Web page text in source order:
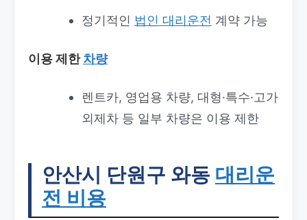
정기적인 법인 대리운전 계약 가능
이용 제한차량
렌트카, 영업용 차량, 대형·특수·고가
외제차 등 일부 차량은 이용 제한
안산시 단원구 와동 대리운
전 비용